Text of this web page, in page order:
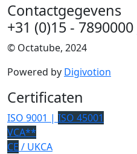
Contactgegevens
+31 (0)15 - 7890000
© Octatube, 2024
Powered by Digivotion
Certificaten
ISO 9001 | ISO 45001
VCA**
CE / UKCA